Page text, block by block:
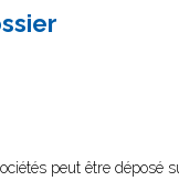
peut être déposé